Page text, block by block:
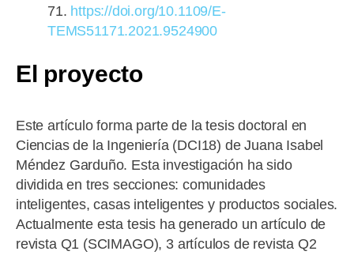
71. https://doi.org/10.1109/E-
TEMS51171.2021.9524900
El proyecto
Este artículo forma parte de la tesis doctoral en
Ciencias de la Ingeniería (DCI18) de Juana Isabel
Méndez Garduño. Esta investigación ha sido
dividida en tres secciones: comunidades
inteligentes, casas inteligentes y productos sociales.
Actualmente esta tesis ha generado un artículo de
revista Q1 (SCIMAGO), 3 artículos de revista Q2